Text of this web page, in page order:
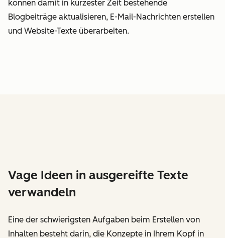
können damit in kürzester Zeit bestehende
Blogbeiträge aktualisieren, E-Mail-Nachrichten erstellen
und Website-Texte überarbeiten.
Vage Ideen in ausgereifte Texte
verwandeln
Eine der schwierigsten Aufgaben beim Erstellen von
Inhalten besteht darin, die Konzepte in Ihrem Kopf in